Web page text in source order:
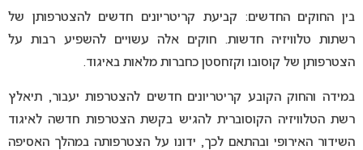
בין החוקים החדשים: קביעת קריטריונים חדשים להצטרפותן של
רשתות טלוויזיה חדשות. חוקים אלה עשויים להשפיע רבות על
הצטרפותן של קוסובו וקזחסטן כחברות מלאות באיגוד.
במידה והחוק הקובע קריטריונים חדשים להצטרפות יעבור, תיאלץ
רשת הטלוויזיה הקוסוברית להגיש בקשת הצטרפות חדשה לאיגוד
השידור האירופי ובהתאם לכך, ידונו על הצטרפותה במהלך האסיפה